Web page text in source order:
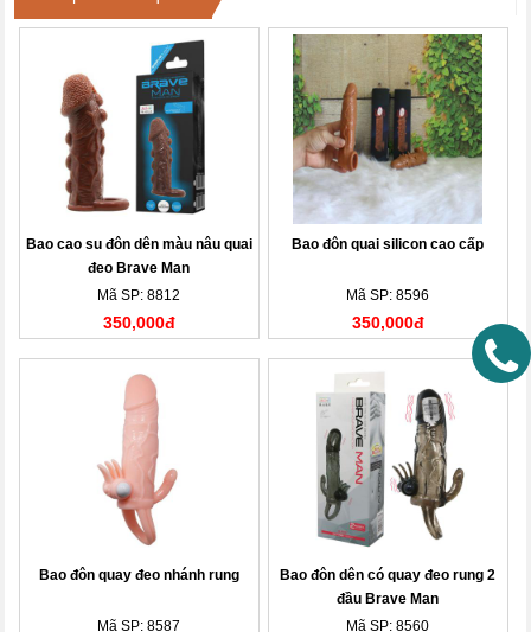
Bao cao su đôn dên màu nâu quai
đeo Brave Man
Mã SP: 8812
350,000đ
Bao đôn quai silicon cao cấp
Mã SP: 8596
350,000đ
Bao đôn quay đeo nhánh rung
Mã SP: 8587
Bao đôn dên có quay đeo rung 2
đầu Brave Man
Mã SP: 8560